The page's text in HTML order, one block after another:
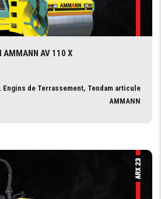
AMMANN AV 110 X
Engins de Terrassement, Tendam articule
AMMANN